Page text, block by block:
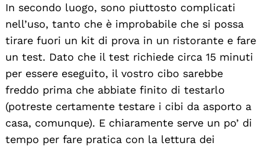
In secondo luogo, sono piuttosto complicati
nell’uso, tanto che è improbabile che si possa
tirare fuori un kit di prova in un ristorante e fare
un test. Dato che il test richiede circa 15 minuti
per essere eseguito, il vostro cibo sarebbe
freddo prima che abbiate finito di testarlo
(potreste certamente testare i cibi da asporto a
casa, comunque). E chiaramente serve un po’ di
tempo per fare pratica con la lettura dei